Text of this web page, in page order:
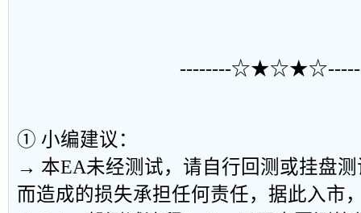
--------
① 小编建议：
→ 本EA未经测试，请自行回测或挂盘
而造成的损失承担任何责任，据此入市